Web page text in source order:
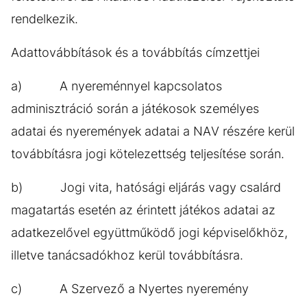
rendelkezik.
Adattovábbítások és a továbbítás címzettjei
a) A nyereménnyel kapcsolatos
adminisztráció során a játékosok személyes
adatai és nyeremények adatai a NAV részére kerül
továbbításra jogi kötelezettség teljesítése során.
b) Jogi vita, hatósági eljárás vagy csalárd
magatartás esetén az érintett játékos adatai az
adatkezelővel együttműködő jogi képviselőkhöz,
illetve tanácsadókhoz kerül továbbításra.
c) A Szervező a Nyertes nyeremény